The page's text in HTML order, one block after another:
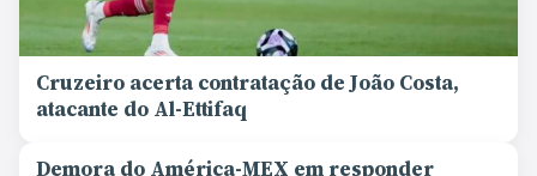
Cruzeiro acerta contratação de João Costa,
atacante do Al-Ettifaq
Demora do América-MEX em responder